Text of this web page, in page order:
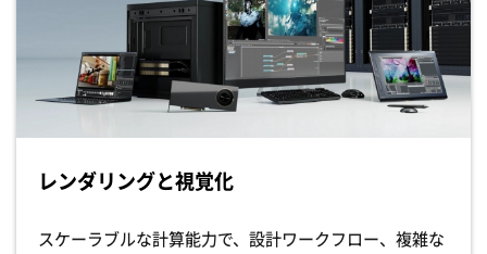
レンダリングと視覚化
スケーラブルな計算能力で、設計ワークフロー、複雑な